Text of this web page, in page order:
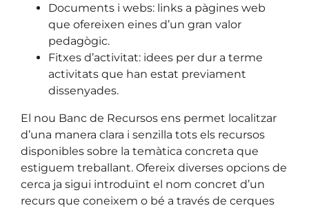
Documents i webs: links a pàgines web
que ofereixen eines d’un gran valor
pedagògic.
Fitxes d’activitat: idees per dur a terme
activitats que han estat previament
dissenyades.
El nou Banc de Recursos ens permet localitzar
d’una manera clara i senzilla tots els recursos
disponibles sobre la temàtica concreta que
estiguem treballant. Ofereix diverses opcions de
cerca ja sigui introduïnt el nom concret d’un
recurs que coneixem o bé a través de cerques